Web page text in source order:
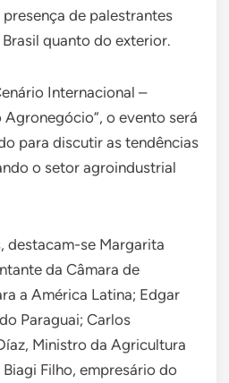
de palestrantes
quanto do exterior.
Internacional –
o evento será
para discutir as tendências
o setor agroindustrial
destacam-se Margarita
da Câmara de
a América Latina; Edgar
Paraguai; Carlos
Ministro da Agricultura
Filho, empresário do